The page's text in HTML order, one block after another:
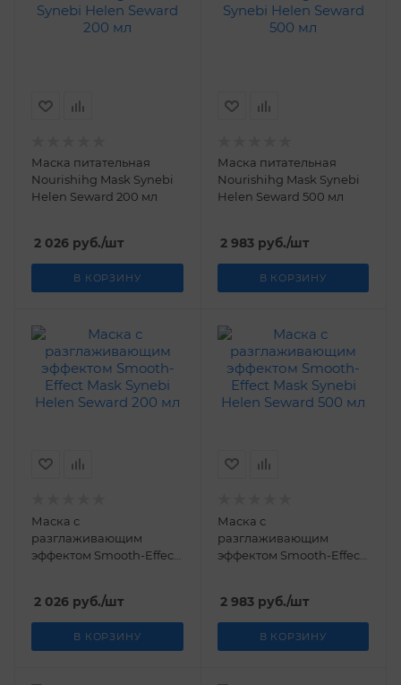
Маска питательная
Nourishihg Mask Synebi
Helen Seward 200 мл
2 026 руб./шт
В КОРЗИНУ
Маска питательная
Nourishihg Mask Synebi
Helen Seward 500 мл
2 983руб./шт
В КОРЗИНУ
Маска с
разглаживающим
эффектом Smooth-Effect
2 026 руб./шт
В КОРЗИНУ
Маска с
разглаживающим
эффектом Smooth-Effect
2 983руб./шт
В КОРЗИНУ